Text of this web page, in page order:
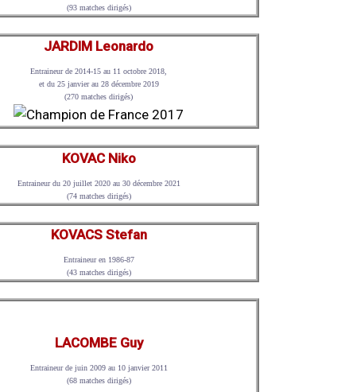
(93 matches dirigés)
JARDIM Leonardo
Entraineur de 2014-15 au 11 octobre 2018,
et du 25 janvier au 28 décembre 2019
(270 matches dirigés)
KOVAC Niko
Entraineur du 20 juillet 2020 au 30 décembre 2021
(74 matches dirigés)
KOVACS Stefan
Entraineur en 1986-87
(43 matches dirigés)
LACOMBE Guy
Entraineur de juin 2009 au 10 janvier 2011
(68 matches dirigés)